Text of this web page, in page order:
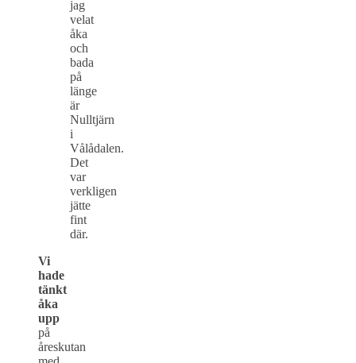
jag
velat
åka
och
bada
på
länge
är
Nulltjärn
i
Vålådalen.
Det
var
verkligen
jätte
fint
där.
Vi
hade
tänkt
åka
upp
på
åreskutan